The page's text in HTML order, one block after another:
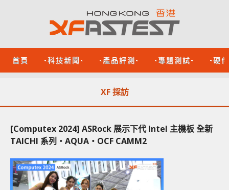
首頁 -科技新聞- -產品評測- -專題測試- -硬
XF 採訪
[Computex 2024] ASRock 展示下代 Intel 主機板 全新
TAICHI 系列‧AQUA‧OCF CAMM2